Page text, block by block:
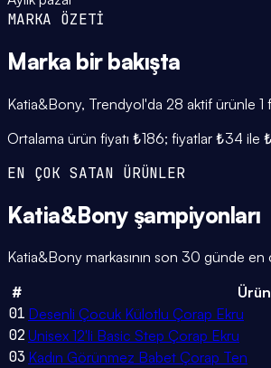
MARKA ÖZETİ
Marka bir bakışta
Katia&Bony, Trendyol'da 28 aktif ürünle 1
Ortalama ürün fiyatı ₺186; fiyatlar ₺34 ile
EN ÇOK SATAN ÜRÜNLER
Katia&Bony şampiyonları
Katia&Bony markasının son 30 günde en
#
Ürün
01 Desenli Çocuk Külotlu Çorap Ekru
02 Unisex 12'li Basic Step Çorap Ekru
03 Kadın Görünmez Babet Çorap Ten